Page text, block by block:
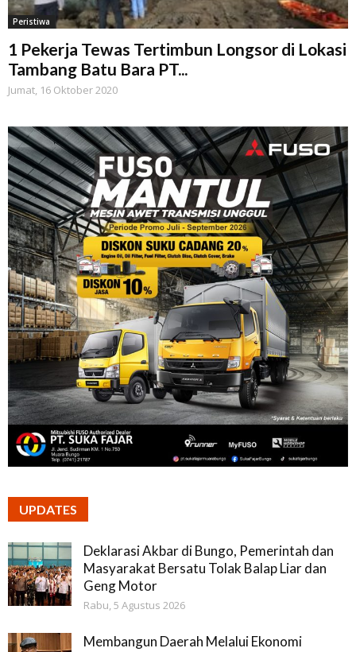
Peristiwa
1 Pekerja Tewas Tertimbun Longsor di Lokasi
Tambang Batu Bara PT...
Jumat, 16 Oktober 2020
UPDATES
Deklarasi Akbar di Bungo, Pemerintah dan
Masyarakat Bersatu Tolak Balap Liar dan
Geng Motor
Rabu, 5 Agustus 2026
Membangun Daerah Melalui Ekonomi